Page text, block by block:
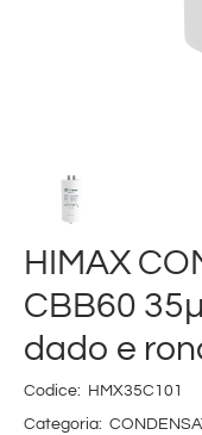
HIMAX
CBB60
dado e
Codice:
HMX35C101
Categoria: